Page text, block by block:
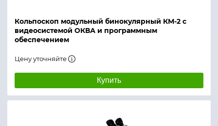
Кольпоскоп модульный бинокулярный КМ-2 с
видеосистемой ОКВА и программным
обеспечением
Цену уточняйте
Купить